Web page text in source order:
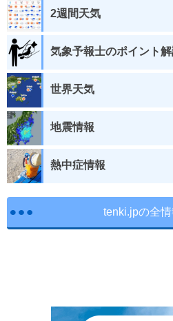
2週間天気
気象予報士のポイント
世界天気
地震情報
熱中症情報
tenki.jpの全